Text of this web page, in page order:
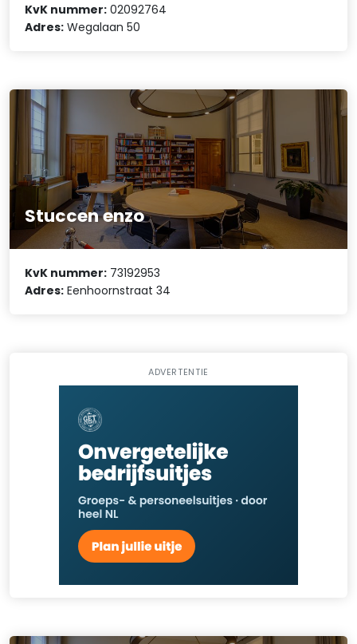
KvK nummer: 02092764
Adres: Wegalaan 50
Stuccen enzo
KvK nummer: 73192953
Adres: Eenhoornstraat 34
ADVERTENTIE